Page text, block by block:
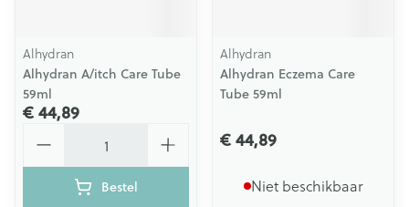
Alhydran
Alhydran A/itch Care Tube
59ml
€ 44,89
Bestel
Alhydran
Alhydran Eczema Care
Tube 59ml
€ 44,89
Niet beschikbaar